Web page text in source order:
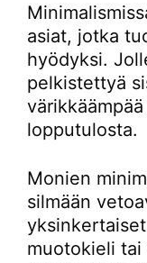
asiat, jotka
hyödyksi.
pelkistettyä
lopputulosta.
Monien
silmään
muotokieli tai